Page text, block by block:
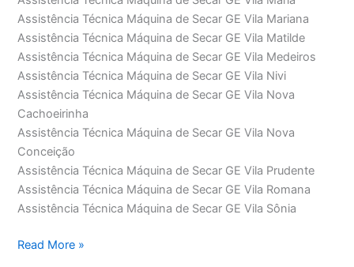
Assistência Técnica Máquina de Secar GE Vila Mariana
Assistência Técnica Máquina de Secar GE Vila Matilde
Assistência Técnica Máquina de Secar GE Vila Medeiros
Assistência Técnica Máquina de Secar GE Vila Nivi
Assistência Técnica Máquina de Secar GE Vila Nova
Cachoeirinha
Assistência Técnica Máquina de Secar GE Vila Nova
Conceição
Assistência Técnica Máquina de Secar GE Vila Prudente
Assistência Técnica Máquina de Secar GE Vila Romana
Assistência Técnica Máquina de Secar GE Vila Sônia
Assistência
Read More »